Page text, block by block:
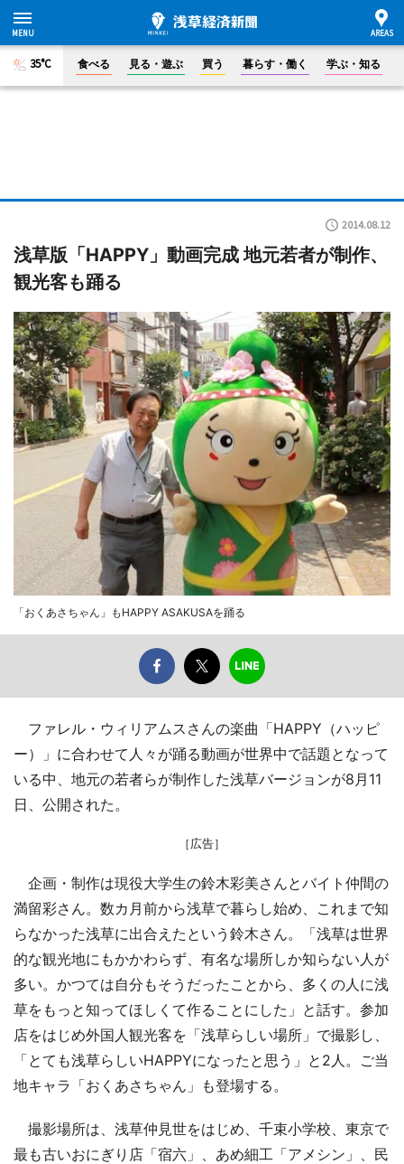
35°C 食べる 見る・遊ぶ 買う 暮らす・働く 学ぶ・知る
2014.08.12
浅草版「HAPPY」動画完成 地元若者が制作、
観光客も踊る
「おくあさちゃん」もHAPPY ASAKUSAを踊る
ファレル・ウィリアムスさんの楽曲「HAPPY（ハッピ
ー）」に合わせて人々が踊る動画が世界中で話題となって
いる中、地元の若者らが制作した浅草バージョンが8月11
日、公開された。
［広告］
企画・制作は現役大学生の鈴木彩美さんとバイト仲間の
満留彩さん。数カ月前から浅草で暮らし始め、これまで知
らなかった浅草に出合えたという鈴木さん。「浅草は世界
的な観光地にもかかわらず、有名な場所しか知らない人が
多い。かつては自分もそうだったことから、多くの人に浅
草をもっと知ってほしくて作ることにした」と話す。参加
店をはじめ外国人観光客を「浅草らしい場所」で撮影し、
「とても浅草らしいHAPPYになったと思う」と2人。ご当
地キャラ「おくあさちゃん」も登場する。
撮影場所は、浅草仲見世をはじめ、千束小学校、東京で
最も古いおにぎり店「宿六」、あめ細工「アメシン」、民